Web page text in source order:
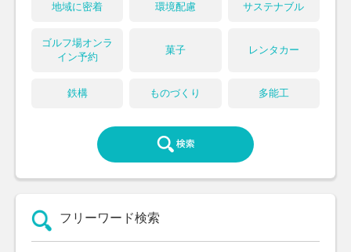
地域に密着 環境配慮 サステナブル
ゴルフ場オンラ
イン予約
菓子 レンタカー
鉄構 ものづくり 多能工
フリーワード検索